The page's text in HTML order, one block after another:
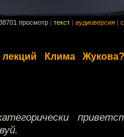
просмотр текст аудиоверсия
Клима